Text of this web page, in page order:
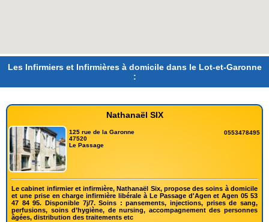
Les Infirmiers et Infirmières à domicile dans le Lot-et-Garonne
:
Nathanaël SIX
125 rue de la Garonne
47520
Le Passage
0553478495
Le cabinet infirmier et infirmière, Nathanaël Six, propose des soins à domicile
et une prise en charge infirmière libérale à Le Passage d'Agen et Agen 05 53
47 84 95. Disponible 7j/7. Soins : pansements, injections, prises de sang,
perfusions, soins d’hygiène, de nursing, accompagnement des personnes
âgées, distribution des traitements etc